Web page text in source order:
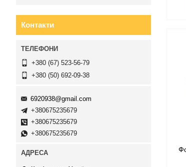
Контакти
+380 (67) 523-56-79
+380 (50) 692-09-38
6920938@gmail.com
+380675235679
+380675235679
+380675235679